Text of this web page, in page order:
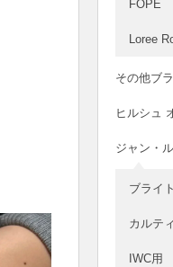
FOPE
Loree
その他ブ
ヒルシュ
ジャン・
ブライ
カルテ
IWC用